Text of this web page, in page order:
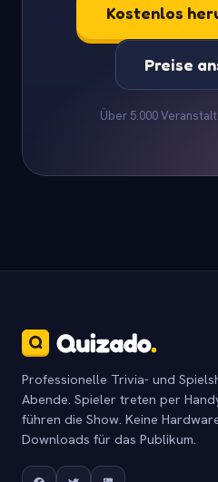
Kostenlos
Preise
Über 5.000
Professionelle Trivia- und
Abende. Spieler treten per
führen die Show. Keine
Downloads für das Publikum.